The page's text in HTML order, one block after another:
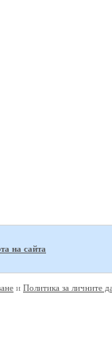
на сайта
и Политика за личните